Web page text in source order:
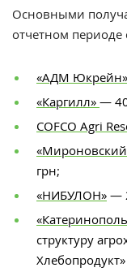
Основными
отчетном периоде
«АДМ Юкрейн»
«Каргилл» —
COFCO Agri
грн;
«НИБУЛОН» —
структуру